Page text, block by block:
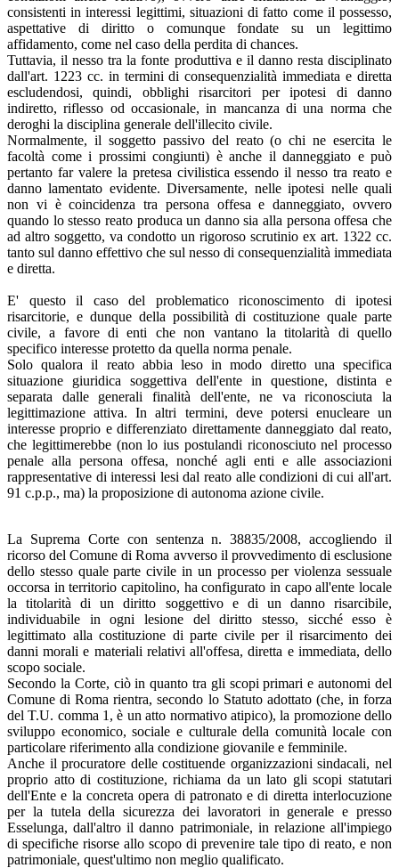
consistenti in interessi legittimi, situazioni di fatto come il possesso,
aspettative di diritto o comunque fondate su un legittimo
affidamento, come nel caso della perdita di chances.
Tuttavia, il nesso tra la fonte produttiva e il danno resta disciplinato
dall'art. 1223 cc. in termini di consequenzialità immediata e diretta
escludendosi, quindi, obblighi risarcitori per ipotesi di danno
indiretto, riflesso od occasionale, in mancanza di una norma che
deroghi la disciplina generale dell'illecito civile.
Normalmente, il soggetto passivo del reato (o chi ne esercita le
facoltà come i prossimi congiunti) è anche il danneggiato e può
pertanto far valere la pretesa civilistica essendo il nesso tra reato e
danno lamentato evidente. Diversamente, nelle ipotesi nelle quali
non vi è coincidenza tra persona offesa e danneggiato, ovvero
quando lo stesso reato produca un danno sia alla persona offesa che
ad altro soggetto, va condotto un rigoroso scrutinio ex art. 1322 cc.
tanto sul danno effettivo che sul nesso di consequenzialità immediata
e diretta.
E' questo il caso del problematico riconoscimento di ipotesi
risarcitorie, e dunque della possibilità di costituzione quale parte
civile, a favore di enti che non vantano la titolarità di quello
specifico interesse protetto da quella norma penale.
Solo qualora il reato abbia leso in modo diretto una specifica
situazione giuridica soggettiva dell'ente in questione, distinta e
separata dalle generali finalità dell'ente, ne va riconosciuta la
legittimazione attiva. In altri termini, deve potersi enucleare un
interesse proprio e differenziato direttamente danneggiato dal reato,
che legittimerebbe (non lo ius postulandi riconosciuto nel processo
penale alla persona offesa, nonché agli enti e alle associazioni
rappresentative di interessi lesi dal reato alle condizioni di cui all'art.
91 c.p.p., ma) la proposizione di autonoma azione civile.
La Suprema Corte con sentenza n. 38835/2008, accogliendo il
ricorso del Comune di Roma avverso il provvedimento di esclusione
dello stesso quale parte civile in un processo per violenza sessuale
occorsa in territorio capitolino, ha configurato in capo all'ente locale
la titolarità di un diritto soggettivo e di un danno risarcibile,
individuabile in ogni lesione del diritto stesso, sicché esso è
legittimato alla costituzione di parte civile per il risarcimento dei
danni morali e materiali relativi all'offesa, diretta e immediata, dello
scopo sociale.
Secondo la Corte, ciò in quanto tra gli scopi primari e autonomi del
Comune di Roma rientra, secondo lo Statuto adottato (che, in forza
del T.U. comma 1, è un atto normativo atipico), la promozione dello
sviluppo economico, sociale e culturale della comunità locale con
particolare riferimento alla condizione giovanile e femminile.
Anche il procuratore delle costituende organizzazioni sindacali, nel
proprio atto di costituzione, richiama da un lato gli scopi statutari
dell'Ente e la concreta opera di patronato e di diretta interlocuzione
per la tutela della sicurezza dei lavoratori in generale e presso
Esselunga, dall'altro il danno patrimoniale, in relazione all'impiego
di specifiche risorse allo scopo di prevenire tale tipo di reato, e non
patrimoniale, quest'ultimo non meglio qualificato.